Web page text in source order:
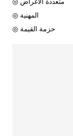
◎ المهنية
◎ حزمة القيمة